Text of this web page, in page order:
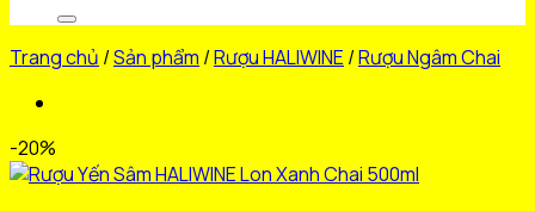
Trang chủ /Sản phẩm /Rượu HALIWINE /Rượu Ngâm Chai
-20%